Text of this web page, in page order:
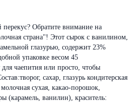
Обратите внимание на
страна"! Этот сырок с ванилином,
глазурью, содержит 23%
упаковке весом 45
чаепития или просто, чтобы
сахар, глазурь кондитерская
сухая, какао-порошок,
(карамель, ванилин), краситель: